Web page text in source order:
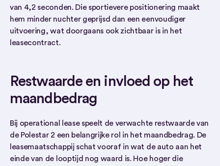
van 4,2 seconden. Die sportievere positionering maakt
hem minder nuchter geprijsd dan een eenvoudiger
uitvoering, wat doorgaans ook zichtbaar is in het
leasecontract.
Restwaarde en invloed op het
maandbedrag
Bij operational lease speelt de verwachte restwaarde van
de Polestar 2 een belangrijke rol in het maandbedrag. De
leasemaatschappij schat vooraf in wat de auto aan het
einde van de looptijd nog waard is. Hoe hoger die